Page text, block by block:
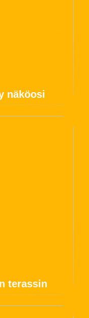
näköosi
terassin